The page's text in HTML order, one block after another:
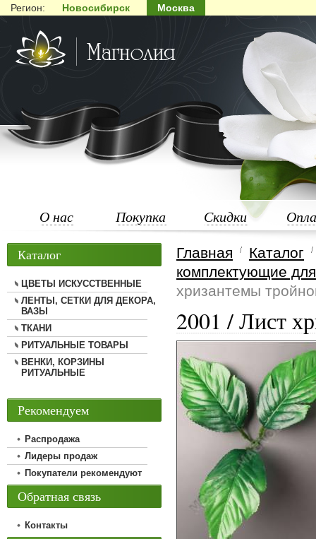
Регион: Новосибирск Москва
О нас Покупка Скидки
Главная
Каталог
комплектующие
хризантемы
2001 / Лист
Каталог
ЦВЕТЫ ИСКУССТВЕННЫЕ
ЛЕНТЫ, СЕТКИ ДЛЯ ДЕКОРА,
ВАЗЫ
ТКАНИ
РИТУАЛЬНЫЕ ТОВАРЫ
ВЕНКИ, КОРЗИНЫ
РИТУАЛЬНЫЕ
Рекомендуем
Распродажа
Лидеры продаж
Покупатели рекомендуют
Обратная связь
Контакты